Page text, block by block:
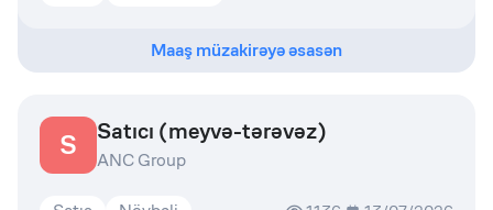
Maaş müzakirəyə əsasən
S Satıcı (meyvə-tərəvəz)
ANC Group